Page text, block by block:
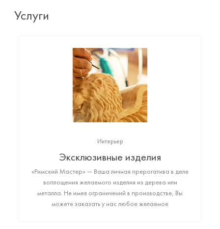
Услуги
Интерьер
Эксклюзивные изделия
«Римский Мастер» — Ваша личная прерогатива в деле
воплощения желаемого изделия из дерева или
металла. Не имея ограничений в производстве, Вы
можете заказать у нас любое желаемое